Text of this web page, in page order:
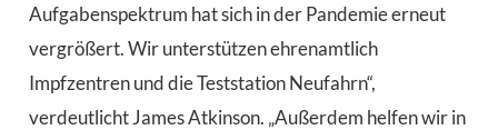
Aufgabenspektrum hat sich in der Pandemie erneut
vergrößert. Wir unterstützen ehrenamtlich
Impfzentren und die Teststation Neufahrn“,
verdeutlicht James Atkinson. „Außerdem helfen wir in